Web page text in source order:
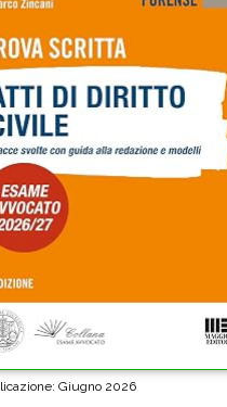
Giugno 2026